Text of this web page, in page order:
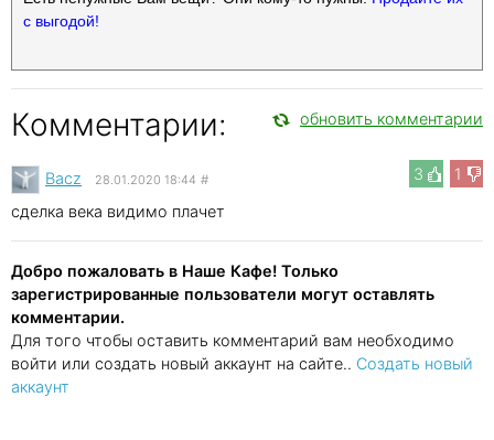
с выгодой!
Комментарии: обновить комментарии
3 1
Bacz 28.01.2020 18:44 #
сделка века видимо плачет
Добро пожаловать в Наше Кафе! Только
зарегистрированные пользователи могут оставлять
комментарии.
Для того чтобы оставить комментарий вам необходимо
войти или создать новый аккаунт на сайте.. Создать новый
аккаунт